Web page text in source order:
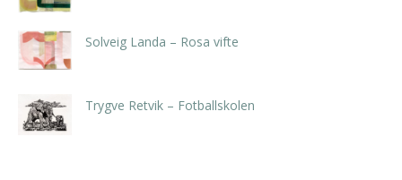
Solveig Landa – Rosa vifte
Trygve Retvik – Fotballskolen